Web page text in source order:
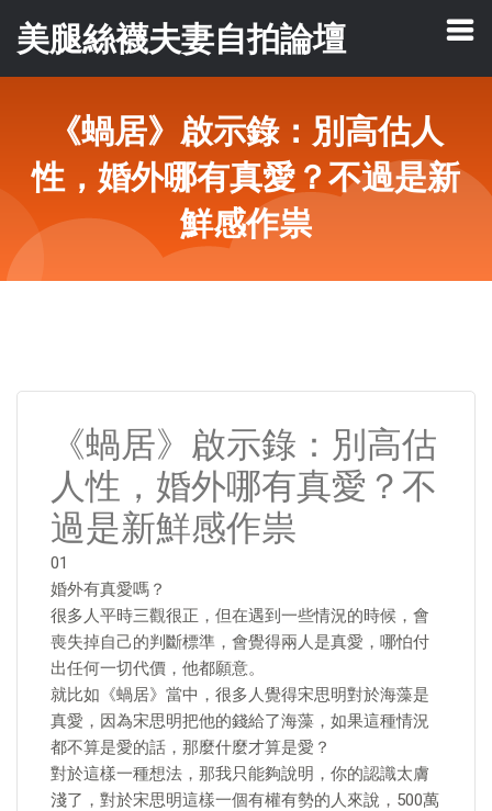
美腿絲襪夫妻自拍論壇
《蝸居》啟示錄：別高估人
性，婚外哪有真愛？不過是新
鮮感作祟
《蝸居》啟示錄：別高估
人性，婚外哪有真愛？不
過是新鮮感作祟
01
婚外有真愛嗎？
很多人平時三觀很正，但在遇到一些情況的時候，會
喪失掉自己的判斷標準，會覺得兩人是真愛，哪怕付
出任何一切代價，他都願意。
就比如《蝸居》當中，很多人覺得宋思明對於海藻是
真愛，因為宋思明把他的錢給了海藻，如果這種情況
都不算是愛的話，那麼什麼才算是愛？
對於這樣一種想法，那我只能夠說明，你的認識太膚
淺了，對於宋思明這樣一個有權有勢的人來說，500萬